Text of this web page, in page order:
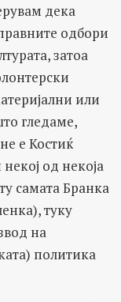
дека
одбори
затоа
или
гледаме,
е Костиќ
од некоја
самата Бранка
туку
на
политика